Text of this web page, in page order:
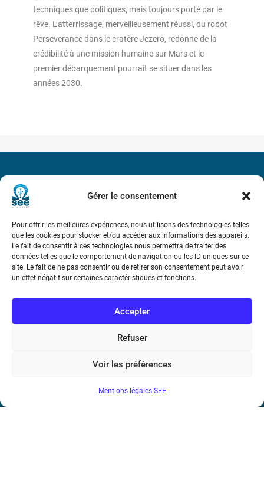
Gérer le consentement
Pour offrir les meilleures expériences, nous utilisons des technologies telles
que les cookies pour stocker et/ou accéder aux informations des appareils.
Le fait de consentir à ces technologies nous permettra de traiter des
données telles que le comportement de navigation ou les ID uniques sur ce
site. Le fait de ne pas consentir ou de retirer son consentement peut avoir
un effet négatif sur certaines caractéristiques et fonctions.
Accepter
Refuser
Voir les préférences
Mentions légales-SEE
techniques que politiques, mais toujours porté par le
rêve. L’atterrissage, merveilleusement réussi, du robot
Perseverance dans le cratère Jezero, redonne de la
crédibilité à une mission humaine sur Mars et le
premier débarquement pourrait se situer dans les
années 2030.
Bicentenaire des découvertes d’André-
Conditions Générales de Vente
de l’Information et de la Communication
17 rue de l’Amiral Hamelin75116 Paris
Métro : « Boissière » Ligne 6 et « Iéna » Ligne 9
Téléphone : (+33) 1 56 90 37 17
communautaire : FR44 785 393 232